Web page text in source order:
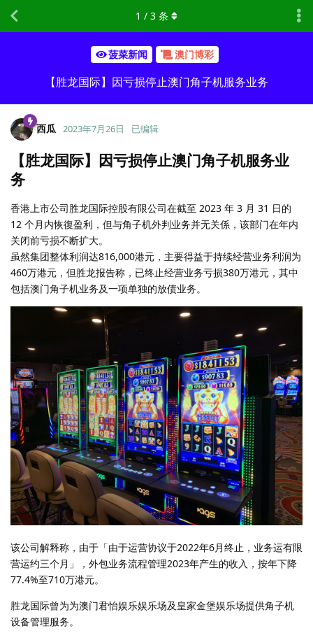
菠菜新闻 澳门博彩
【胜龙国际】因亏损停止澳门角子机服务业务
1 / 3 条
西瓜 2023年7月26日 已编辑
【胜龙国际】因亏损停止澳门角子机服务业
务
香港上市公司胜龙国际控股有限公司在截至 2023 年 3 月 31 日的
12 个月内恢復盈利，但与角子机外判业务并无关係，该部门在年内
关闭前亏损不断扩大。
虽然集团整体利润达816,000港元，主要得益于持续经营业务利润为
460万港元，但胜龙报告称，已终止经营业务亏损380万港元，其中
包括澳门角子机业务及一项单独的放债业务。
该公司解释称，由于「由于运营协议于2022年6月终止，业务运有限
营运约三个月」，外包业务流程管理2023年产生的收入，按年下降
77.4%至710万港元。
胜龙国际曾为为澳门君怡娱乐娱乐场及皇家金堡娱乐场提供角子机
设备管理服务。